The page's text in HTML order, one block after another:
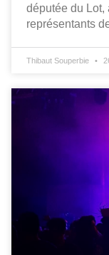
députée du Lot,
représentants
Thibaut Souperbie